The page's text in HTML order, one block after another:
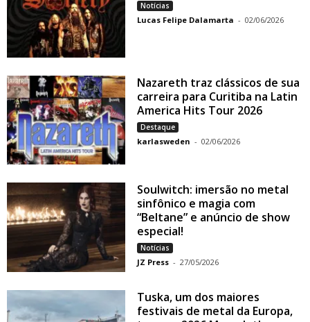
Notícias
Lucas Felipe Dalamarta - 02/06/2026
Nazareth traz clássicos de sua
carreira para Curitiba na Latin
America Hits Tour 2026
Destaque
karlasweden - 02/06/2026
Soulwitch: imersão no metal
sinfônico e magia com
“Beltane” e anúncio de show
especial!
Notícias
JZ Press - 27/05/2026
Tuska, um dos maiores
festivais de metal da Europa,